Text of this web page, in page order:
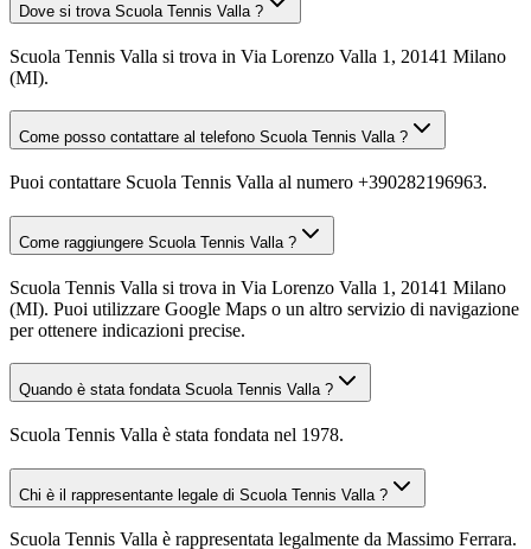
Dove si trova Scuola Tennis Valla ?
Scuola Tennis Valla si trova in Via Lorenzo Valla 1, 20141 Milano
(MI).
Come posso contattare al telefono Scuola Tennis Valla ?
Puoi contattare Scuola Tennis Valla al numero +390282196963.
Come raggiungere Scuola Tennis Valla ?
Scuola Tennis Valla si trova in Via Lorenzo Valla 1, 20141 Milano
(MI). Puoi utilizzare Google Maps o un altro servizio di navigazione
per ottenere indicazioni precise.
Quando è stata fondata Scuola Tennis Valla ?
Scuola Tennis Valla è stata fondata nel 1978.
Chi è il rappresentante legale di Scuola Tennis Valla ?
Scuola Tennis Valla è rappresentata legalmente da Massimo Ferrara.